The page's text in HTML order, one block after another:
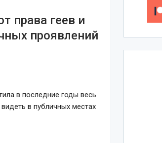
права геев и
проявлений
в последние годы весь
в публичных местах